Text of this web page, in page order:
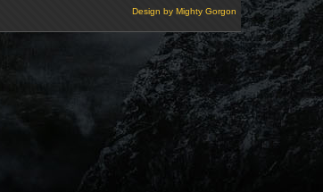
Design by Mighty Gorgon